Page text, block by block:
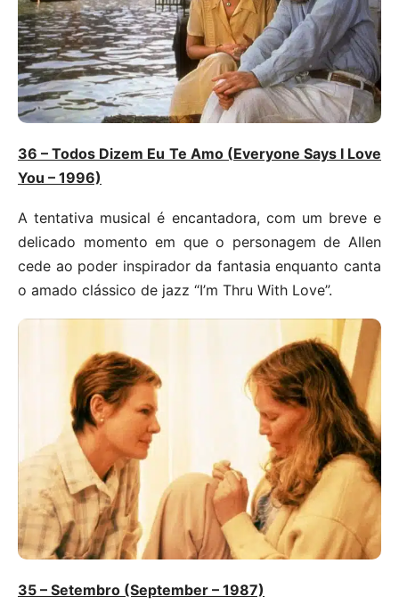
36 – Todos Dizem Eu Te Amo (Everyone Says I Love
You – 1996)
A tentativa musical é encantadora, com um breve e
delicado momento em que o personagem de Allen
cede ao poder inspirador da fantasia enquanto canta
o amado clássico de jazz “I’m Thru With Love”.
35 – Setembro (September – 1987)